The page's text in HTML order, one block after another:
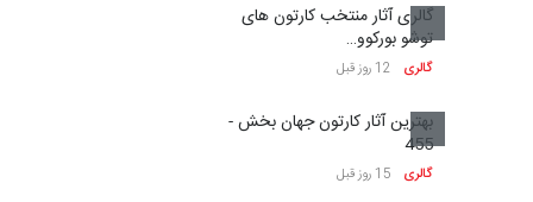
گالری آثار منتخب کارتون های
توشو بورکوو…
گالری 12 روز قبل
بهترین آثار کارتون جهان بخش -
455
گالری 15 روز قبل